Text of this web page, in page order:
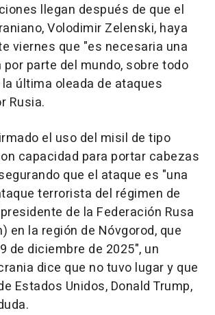
llegan después de que el
Volodimir Zelenski, haya
viernes que "es necesaria una
parte del mundo, sobre todo
la última oleada de ataques
Rusia.
el uso del misil de tipo
capacidad para portar cabezas
que el ataque es "una
terrorista del régimen de
de la Federación Rusa
en la región de Nóvgorod, que
de diciembre de 2025", un
dice que no tuvo lugar y que
Estados Unidos, Donald Trump,